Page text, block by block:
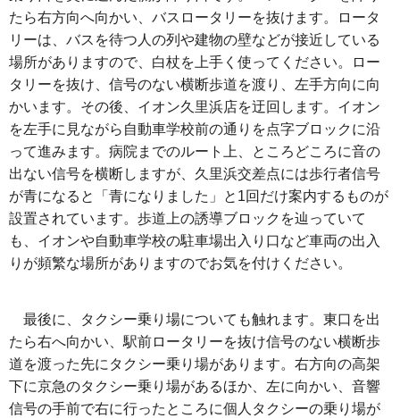
たら右方向へ向かい、バスロータリーを抜けます。ロータ
リーは、バスを待つ人の列や建物の壁などが接近している
場所がありますので、白杖を上手く使ってください。ロー
タリーを抜け、信号のない横断歩道を渡り、左手方向に向
かいます。その後、イオン久里浜店を迂回します。イオン
を左手に見ながら自動車学校前の通りを点字ブロックに沿
って進みます。病院までのルート上、ところどころに音の
出ない信号を横断しますが、久里浜交差点には歩行者信号
が青になると「青になりました」と1回だけ案内するものが
設置されています。歩道上の誘導ブロックを辿っていて
も、イオンや自動車学校の駐車場出入り口など車両の出入
りが頻繁な場所がありますのでお気を付けください。
最後に、タクシー乗り場についても触れます。東口を出
たら右へ向かい、駅前ロータリーを抜け信号のない横断歩
道を渡った先にタクシー乗り場があります。右方向の高架
下に京急のタクシー乗り場があるほか、左に向かい、音響
信号の手前で右に行ったところに個人タクシーの乗り場が